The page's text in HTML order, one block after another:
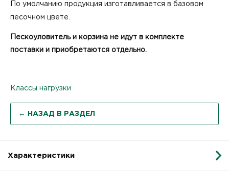
По умолчанию продукция изготавливается в базовом
песочном цвете.
Пескоуловитель и корзина не идут в комплекте
поставки и приобретаются отдельно.
Классы нагрузки
← НАЗАД В РАЗДЕЛ
Характеристики